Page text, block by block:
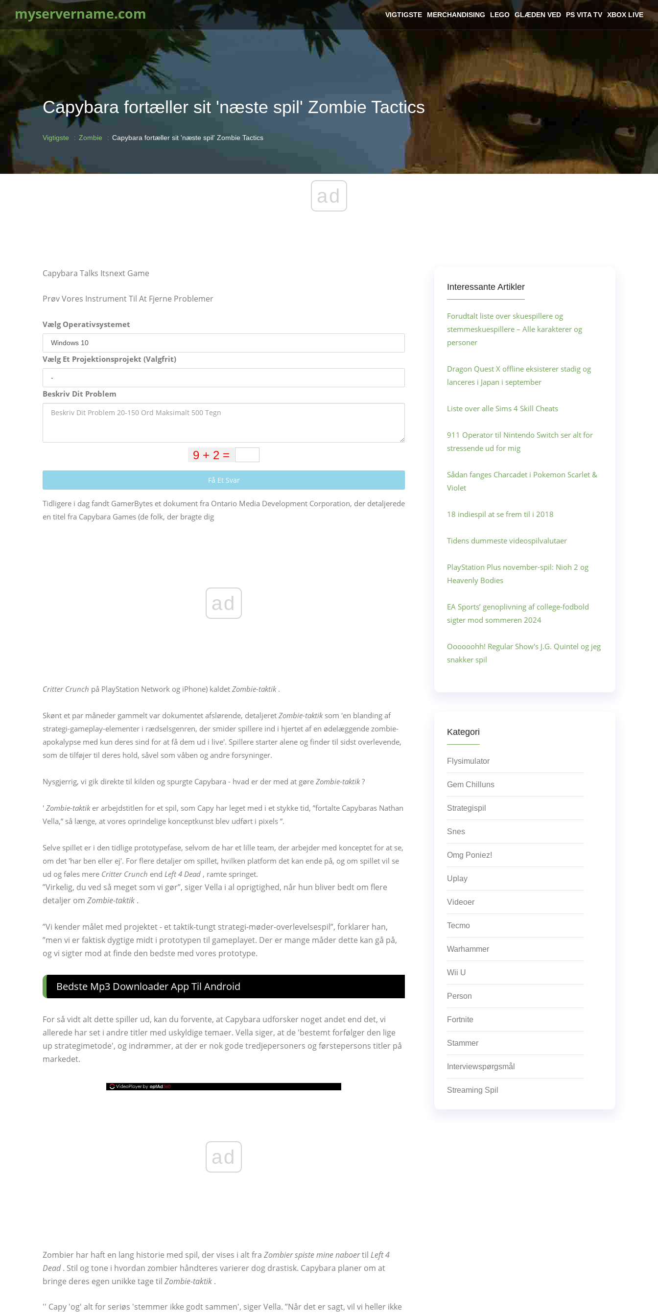
myservername.com VIGTIGSTE MERCHANDISING LEGO GLÆDEN VED PS VITA TV XBOX LIVE
Capybara fortæller sit 'næste spil' Zombie Tactics
Vigtigste Zombie Capybara fortæller sit 'næste spil' Zombie Tactics
ad
Capybara Talks Itsnext Game
Prøv Vores Instrument Til At Fjerne Problemer
Vælg Operativsystemet
Vælg Et Projektionsprojekt (Valgfrit)
Beskriv Dit Problem
Få Et Svar
Tidligere i dag fandt GamerBytes et dokument fra Ontario Media Development Corporation, der detaljerede
en titel fra Capybara Games (de folk, der bragte dig
ad
Critter Crunch på PlayStation Network og iPhone) kaldet Zombie-taktik.
Skønt et par måneder gammelt var dokumentet afslørende, detaljeret Zombie-taktiksom 'en blanding af
strategi-gameplay-elementer i rædselsgenren, der smider spillere ind i hjertet af en ødelæggende zombie-
apokalypse med kun deres sind for at få dem ud i live'. Spillere starter alene og finder til sidst overlevende,
som de tilføjer til deres hold, såvel som våben og andre forsyninger.
Nysgjerrig, vi gik direkte til kilden og spurgte Capybara - hvad er der med at gøre Zombie-taktik?
' Zombie-taktiker arbejdstitlen for et spil, som Capy har leget med i et stykke tid, ”fortalte Capybaras Nathan
Vella,” så længe, ​​at vores oprindelige konceptkunst blev udført i pixels ”.
Selve spillet er i den tidlige prototypefase, selvom de har et lille team, der arbejder med konceptet for at se,
om det 'har ben eller ej'. For flere detaljer om spillet, hvilken platform det kan ende på, og om spillet vil se
ud og føles mere Critter Crunch end Left 4 Dead , ramte springet.
”Virkelig, du ved så meget som vi gør”, siger Vella i al oprigtighed, når hun bliver bedt om flere
detaljer om Zombie-taktik .
”Vi kender målet med projektet - et taktik-tungt strategi-møder-overlevelsespil”, forklarer han,
”men vi er faktisk dygtige midt i prototypen til gameplayet. Der er mange måder dette kan gå på,
og vi sigter mod at finde den bedste med vores prototype.
Bedste Mp3 Downloader App Til Android
For så vidt alt dette spiller ud, kan du forvente, at Capybara udforsker noget andet end det, vi
allerede har set i andre titler med uskyldige temaer. Vella siger, at de 'bestemt forfølger den lige
up strategimetode', og indrømmer, at der er nok gode tredjepersoners og førstepersons titler på
markedet.
ad
Zombier har haft en lang historie med spil, der vises i alt fra Zombier spiste mine naboertil Left 4
Dead. Stil og tone i hvordan zombier håndteres varierer dog drastisk. Capybara planer om at
bringe deres egen unikke tage til Zombie-taktik .
'' Capy 'og' alt for seriøs 'stemmer ikke godt sammen', siger Vella. ”Når det er sagt, vil vi heller ikke
Interessante Artikler
Forudtalt liste over skuespillere og
stemmeskuespillere – Alle karakterer og
personer
Dragon Quest X offline eksisterer stadig og
lanceres i Japan i september
Liste over alle Sims 4 Skill Cheats
911 Operator til Nintendo Switch ser alt for
stressende ud for mig
Sådan fanges Charcadet i Pokemon Scarlet &
Violet
18 indiespil at se frem til i 2018
Tidens dummeste videospilvalutaer
PlayStation Plus november-spil: Nioh 2 og
Heavenly Bodies
EA Sports’ genoplivning af college-fodbold
sigter mod sommeren 2024
Oooooohh! Regular Show's J.G. Quintel og jeg
snakker spil
Kategori
Flysimulator
Gem Chilluns
Strategispil
Snes
Omg Poniez!
Uplay
Videoer
Tecmo
Warhammer
Wii U
Person
Fortnite
Stammer
Interviewspørgsmål
Streaming Spil